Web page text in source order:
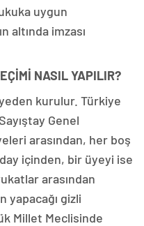
uygun
altında imzası
NASIL YAPILIR?
kurulur. Türkiye
Genel
arasından, her boş
içinden, bir üyeyi ise
arasından
yapacağı gizli
Millet Meclisinde